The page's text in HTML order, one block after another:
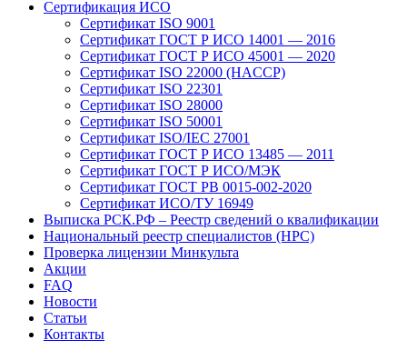
Сертификация ИСО
Сертификат ISO 9001
Сертификат ГОСТ Р ИСО 14001 — 2016
Сертификат ГОСТ Р ИСО 45001 — 2020
Сертификат ISO 22000 (HACCP)
Сертификат ISO 22301
Сертификат ISO 28000
Сертификат ISO 50001
Сертификат ISO/IEC 27001
Сертификат ГОСТ Р ИСО 13485 — 2011
Сертификат ГОСТ Р ИСО/МЭК
Сертификат ГОСТ РВ 0015-002-2020
Сертификат ИСО/ТУ 16949
Выписка РСК.РФ – Реестр сведений о квалификации
Национальный реестр специалистов (НРС)
Проверка лицензии Минкульта
Акции
FAQ
Новости
Статьи
Контакты